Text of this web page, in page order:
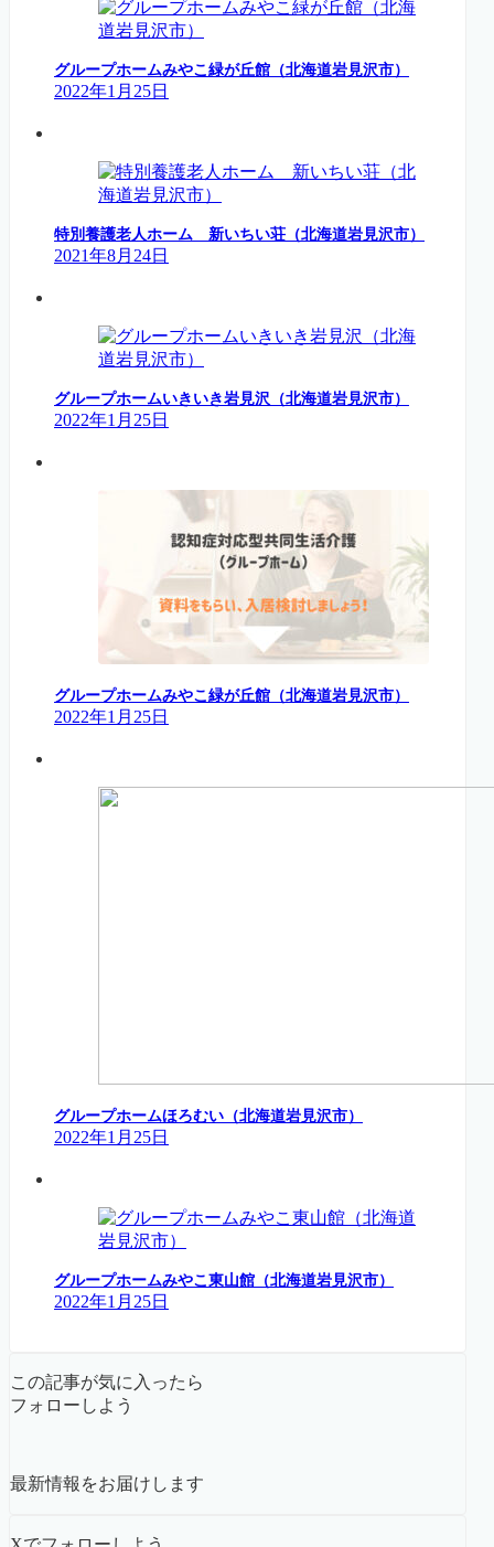
グループホームみやこ緑が丘館（北海道岩見沢市）
2022年1月25日
特別養護老人ホーム 新いちい荘（北海道岩見沢市）
2021年8月24日
グループホームいきいき岩見沢（北海道岩見沢市）
2022年1月25日
グループホームみやこ緑が丘館（北海道岩見沢市）
2022年1月25日
グループホームほろむい（北海道岩見沢市）
2022年1月25日
グループホームみやこ東山館（北海道岩見沢市）
2022年1月25日
この記事が気に入ったら
フォローしよう
最新情報をお届けします